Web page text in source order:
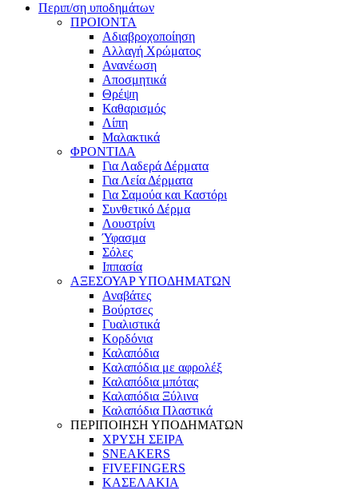
Περιπ/ση υποδημάτων
ΠΡΟΙΟΝΤΑ
Αδιαβροχοποίηση
Αλλαγή Χρώματος
Ανανέωση
Αποσμητικά
Θρέψη
Καθαρισμός
Λίπη
Μαλακτικά
ΦΡΟΝΤΙΔΑ
Για Λαδερά Δέρματα
Για Λεία Δέρματα
Για Σαμούα και Καστόρι
Συνθετικό Δέρμα
Λουστρίνι
Ύφασμα
Σόλες
Ιππασία
ΑΞΕΣΟΥΑΡ ΥΠΟΔΗΜΑΤΩΝ
Αναβάτες
Βούρτσες
Γυαλιστικά
Κορδόνια
Καλαπόδια
Καλαπόδια με αφρολέξ
Καλαπόδια μπότας
Καλαπόδια Ξύλινα
Καλαπόδια Πλαστικά
ΠΕΡΙΠΟΙΗΣΗ ΥΠΟΔΗΜΑΤΩΝ
ΧΡΥΣΗ ΣΕΙΡΑ
SNEAKERS
FIVEFINGERS
ΚΑΣΕΛΑΚΙΑ